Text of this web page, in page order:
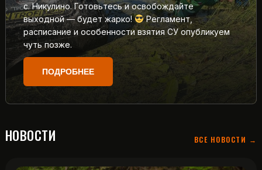
с. Никулино. Готовьтесь и освобождайте
выходной — будет жарко!
Регламент,
расписание и особенности взятия СУ опубликуем
чуть позже.
ПОДРОБНЕЕ
НОВОСТИ ВСЕ НОВОСТИ →